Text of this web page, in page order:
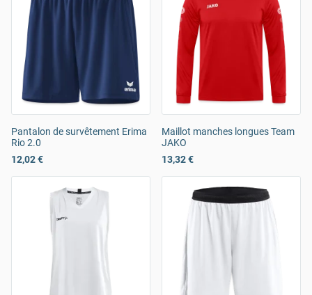
Pantalon de survêtement Erima
Rio 2.0
12,02 €
Maillot manches longues Team
JAKO
13,32 €